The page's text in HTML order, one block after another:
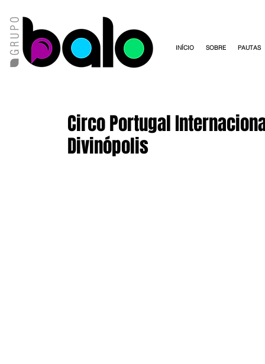
INÍCIO SOBRE PAUTAS
Circo Portugal
Divinópolis